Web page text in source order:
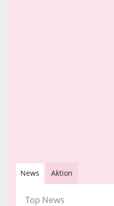
News Aktion
Top News